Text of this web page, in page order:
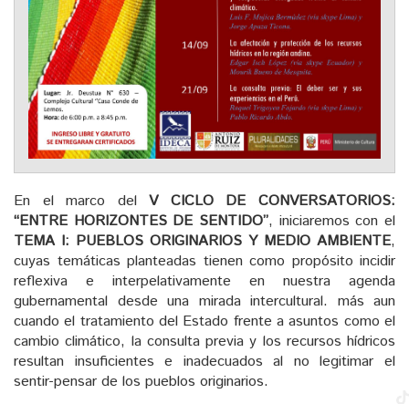
En el marco delV CICLO DE CONVERSATORIOS:
“ENTRE HORIZONTES DE SENTIDO”, iniciaremos con el
TEMA I: PUEBLOS ORIGINARIOS Y MEDIO AMBIENTE,
cuyas temáticas planteadas tienen como propósito incidir
reflexiva e interpelativamente en nuestra agenda
gubernamental desde una mirada intercultural. más aun
cuando el tratamiento del Estado frente a asuntos como el
cambio climático, la consulta previa y los recursos hídricos
resultan insuficientes e inadecuados al no legitimar el
sentir-pensar de los pueblos originarios.